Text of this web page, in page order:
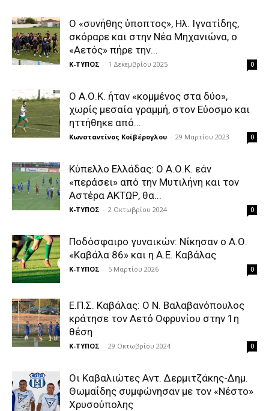
Ο «συνήθης ύποπτος», Ηλ. Ιγνατίδης,
σκόραρε και στην Νέα Μηχανιώνα, ο
«Αετός» πήρε την...
Κ-ΤΥΠΟΣ - 1 Δεκεμβρίου 2025 0
Ο Α.Ο.Κ. ήταν «κομμένος στα δύο»,
χωρίς μεσαία γραμμή, στον Εύοσμο και
ηττήθηκε από...
Κωνσταντίνος Κοϊβέρογλου - 29 Μαρτίου 2023 0
Κύπελλο Ελλάδας: Ο Α.Ο.Κ. εάν
«περάσει» από την Μυτιλήνη και τον
Αστέρα ΑΚΤΩΡ, θα...
Κ-ΤΥΠΟΣ - 2 Οκτωβρίου 2024 0
Ποδόσφαιρο γυναικών: Νίκησαν ο Α.Ο.
«Καβάλα 86» και η Α.Ε. Καβάλας
Κ-ΤΥΠΟΣ - 5 Μαρτίου 2026 0
Ε.Π.Σ. Καβάλας: Ο Ν. Βαλαβανόπουλος
κράτησε τον Αετό Οφρυνίου στην 1η
θέση
Κ-ΤΥΠΟΣ - 29 Οκτωβρίου 2024 0
Οι Καβαλιώτες Αντ. Δερμιτζάκης-Δημ.
Θωμαΐδης συμφώνησαν με τον «Νέστο»
Χρυσούπολης